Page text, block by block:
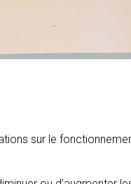
sur le